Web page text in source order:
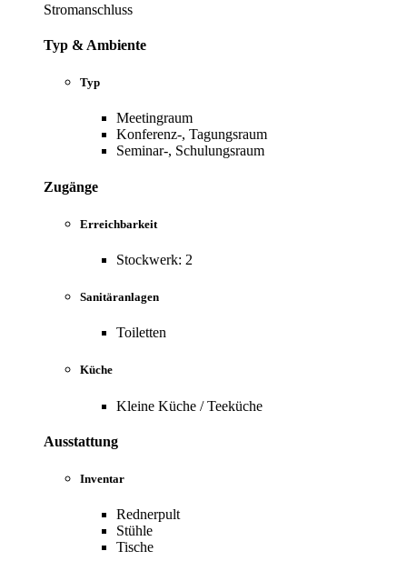
Stromanschluss
Typ & Ambiente
Typ
Meetingraum
Konferenz-, Tagungsraum
Seminar-, Schulungsraum
Zugänge
Erreichbarkeit
Stockwerk: 2
Sanitäranlagen
Toiletten
Küche
Kleine Küche / Teeküche
Ausstattung
Inventar
Rednerpult
Stühle
Tische